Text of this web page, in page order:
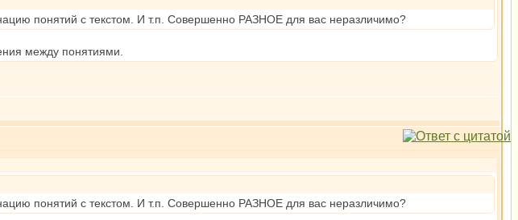
понятий с текстом. И т.п. Совершенно РАЗНОЕ для вас неразличимо?
между понятиями.
понятий с текстом. И т.п. Совершенно РАЗНОЕ для вас неразличимо?